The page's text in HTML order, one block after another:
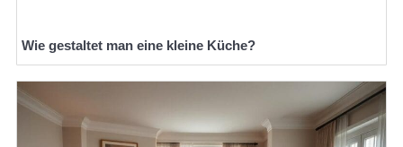
Wie gestaltet man eine kleine Küche?